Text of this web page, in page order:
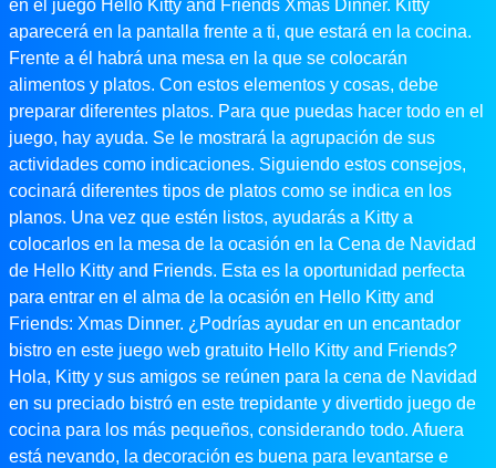
en el juego Hello Kitty and Friends Xmas Dinner. Kitty
aparecerá en la pantalla frente a ti, que estará en la cocina.
Frente a él habrá una mesa en la que se colocarán
alimentos y platos. Con estos elementos y cosas, debe
preparar diferentes platos. Para que puedas hacer todo en el
juego, hay ayuda. Se le mostrará la agrupación de sus
actividades como indicaciones. Siguiendo estos consejos,
cocinará diferentes tipos de platos como se indica en los
planos. Una vez que estén listos, ayudarás a Kitty a
colocarlos en la mesa de la ocasión en la Cena de Navidad
de Hello Kitty and Friends. Esta es la oportunidad perfecta
para entrar en el alma de la ocasión en Hello Kitty and
Friends: Xmas Dinner. ¿Podrías ayudar en un encantador
bistro en este juego web gratuito Hello Kitty and Friends?
Hola, Kitty y sus amigos se reúnen para la cena de Navidad
en su preciado bistró en este trepidante y divertido juego de
cocina para los más pequeños, considerando todo. Afuera
está nevando, la decoración es buena para levantarse e